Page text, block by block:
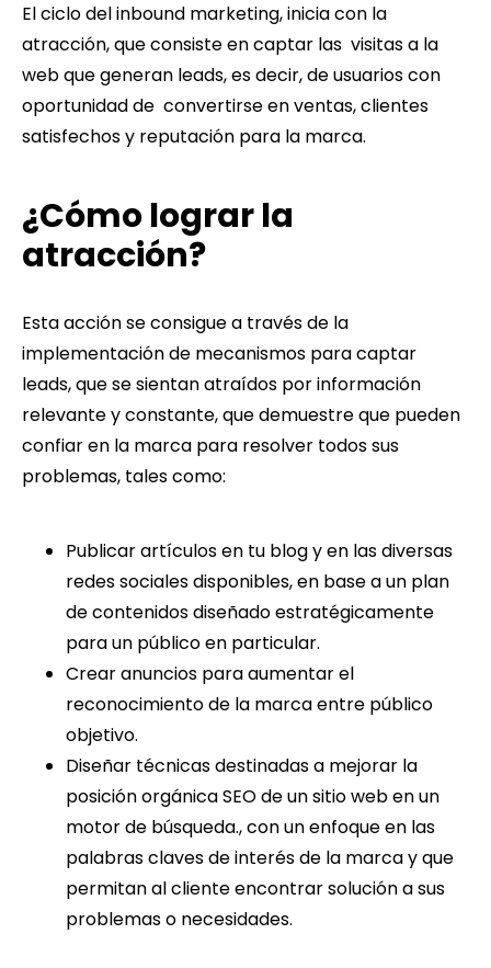
El ciclo del inbound marketing, inicia con la
atracción, que consiste en captar las visitas a la
web que generan leads, es decir, de usuarios con
oportunidad de convertirse en ventas, clientes
satisfechos y reputación para la marca.
¿Cómo lograr la
atracción?
Esta acción se consigue a través de la
implementación de mecanismos para captar
leads, que se sientan atraídos por información
relevante y constante, que demuestre que pueden
confiar en la marca para resolver todos sus
problemas, tales como:
Publicar artículos en tu blog y en las diversas
redes sociales disponibles, en base a un plan
de contenidos diseñado estratégicamente
para un público en particular.
Crear anuncios para aumentar el
reconocimiento de la marca entre público
objetivo.
Diseñar técnicas destinadas a mejorar la
posición orgánica SEO de un sitio web en un
motor de búsqueda., con un enfoque en las
palabras claves de interés de la marca y que
permitan al cliente encontrar solución a sus
problemas o necesidades.